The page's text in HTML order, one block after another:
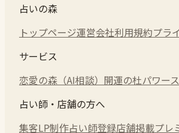
占いの森
トップページ運営会社利用規約プラ
サービス
恋愛の森（AI相談） 開運の杜パワー
占い師・店舗の方へ
集客LP制作占い師登録店舗掲載プレ